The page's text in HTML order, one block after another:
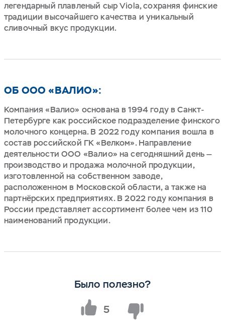
легендарный плавленый сыр Viola, сохраняя финские
традиции высочайшего качества и уникальный
сливочный вкус продукции.
ОБ ООО «ВАЛИО»:
Компания «Валио» основана в 1994 году в Санкт-
Петербурге как российское подразделение финского
молочного концерна. В 2022 году компания вошла в
состав российской ГК «Велком». Направление
деятельности ООО «Валио» на сегодняшний день —
производство и продажа молочной продукции,
изготовленной на собственном заводе,
расположенном в Московской области, а также на
партнёрских предприятиях. В 2022 году компания в
России представляет ассортимент более чем из 110
наименований продукции.
Было полезно?
5